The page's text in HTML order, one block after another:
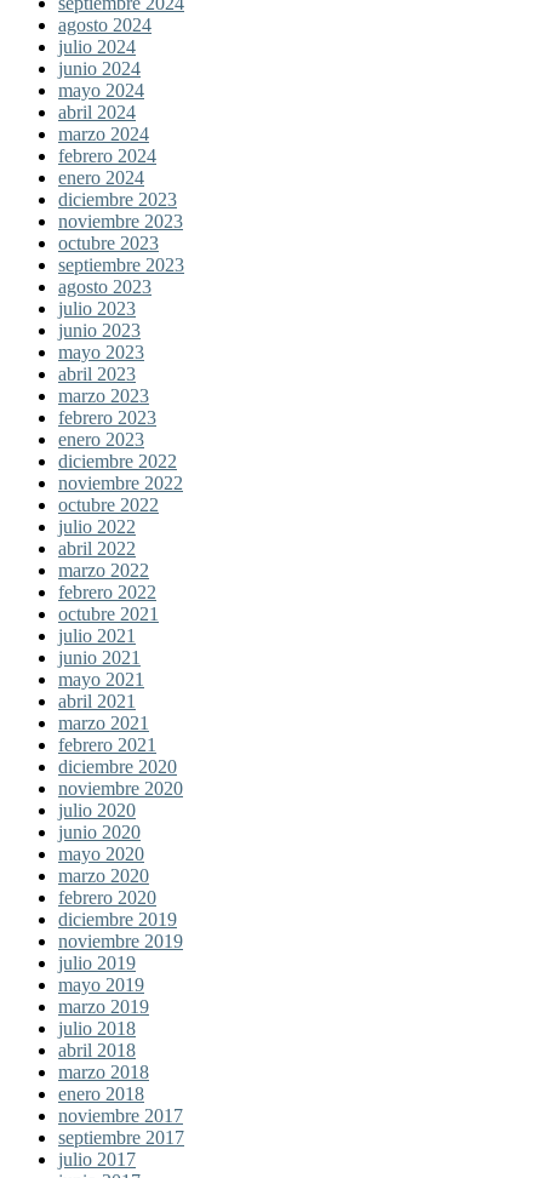
agosto 2024
julio 2024
junio 2024
mayo 2024
abril 2024
marzo 2024
febrero 2024
enero 2024
diciembre 2023
noviembre 2023
octubre 2023
septiembre 2023
agosto 2023
julio 2023
junio 2023
mayo 2023
abril 2023
marzo 2023
febrero 2023
enero 2023
diciembre 2022
noviembre 2022
octubre 2022
julio 2022
abril 2022
marzo 2022
febrero 2022
octubre 2021
julio 2021
junio 2021
mayo 2021
abril 2021
marzo 2021
febrero 2021
diciembre 2020
noviembre 2020
julio 2020
junio 2020
mayo 2020
marzo 2020
febrero 2020
diciembre 2019
noviembre 2019
julio 2019
mayo 2019
marzo 2019
julio 2018
abril 2018
marzo 2018
enero 2018
noviembre 2017
septiembre 2017
julio 2017